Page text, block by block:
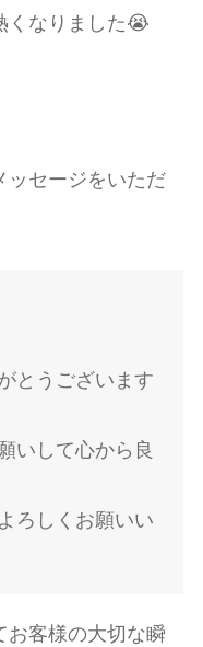
くなりました😭
ッセージをいただ
とうございます
いして心から良
ろしくお願いい
お客様の大切な瞬